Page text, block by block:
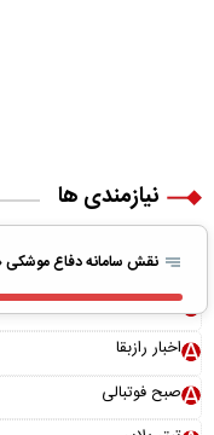
نیازمندی ها
ویلا پیش ساخته
بونوس رایگان
اخبار رازبقا
صبح فوتبالی
نقش سامانه دفاع موشکی «اچ کیو ۹» در